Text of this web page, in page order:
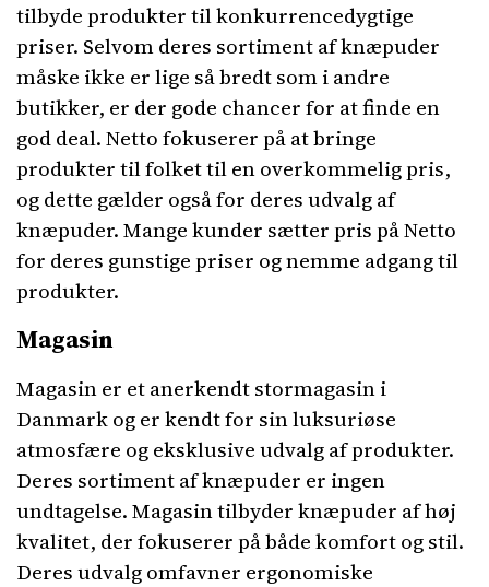
tilbyde produkter til konkurrencedygtige
priser. Selvom deres sortiment af knæpuder
måske ikke er lige så bredt som i andre
butikker, er der gode chancer for at finde en
god deal. Netto fokuserer på at bringe
produkter til folket til en overkommelig pris,
og dette gælder også for deres udvalg af
knæpuder. Mange kunder sætter pris på Netto
for deres gunstige priser og nemme adgang til
produkter.
Magasin
Magasin er et anerkendt stormagasin i
Danmark og er kendt for sin luksuriøse
atmosfære og eksklusive udvalg af produkter.
Deres sortiment af knæpuder er ingen
undtagelse. Magasin tilbyder knæpuder af høj
kvalitet, der fokuserer på både komfort og stil.
Deres udvalg omfavner ergonomiske